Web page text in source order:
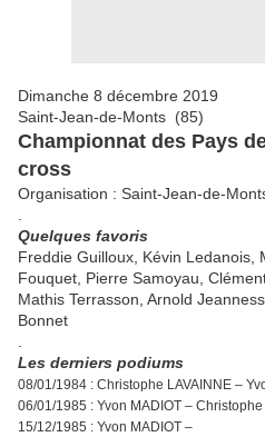
Dimanche 8 décembre 2019
Saint-Jean-de-Monts (85)
Championnat des Pays
cross
Organisation : Saint-Jean-de-
Quelques favoris
Freddie Guilloux, Kévin Ledanois,
Fouquet, Pierre Samoyau,
Mathis Terrasson, Arnold
Bonnet
Les derniers podiums
08/01/1984 : Christophe LAVAINNE –
06/01/1985 : Yvon MADIOT –
15/12/1985 : Yvon MADIOT –